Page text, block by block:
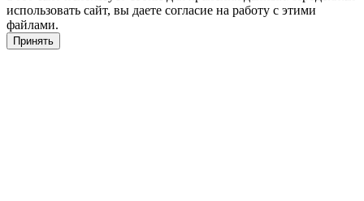
использовать сайт, вы даете согласие на работу с этими
файлами.
Принять